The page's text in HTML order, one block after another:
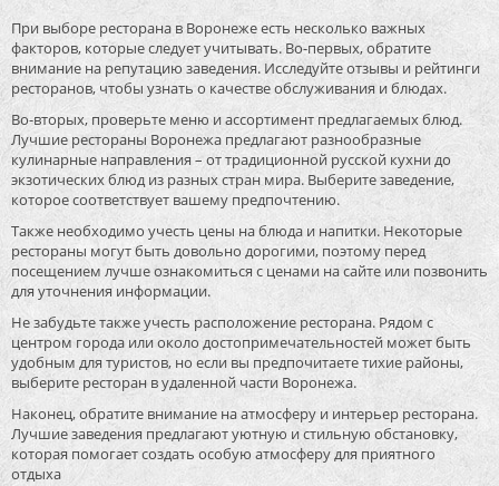
При выборе ресторана в Воронеже есть несколько важных
факторов, которые следует учитывать. Во-первых, обратите
внимание на репутацию заведения. Исследуйте отзывы и рейтинги
ресторанов, чтобы узнать о качестве обслуживания и блюдах.
Во-вторых, проверьте меню и ассортимент предлагаемых блюд.
Лучшие рестораны Воронежа предлагают разнообразные
кулинарные направления – от традиционной русской кухни до
экзотических блюд из разных стран мира. Выберите заведение,
которое соответствует вашему предпочтению.
Также необходимо учесть цены на блюда и напитки. Некоторые
рестораны могут быть довольно дорогими, поэтому перед
посещением лучше ознакомиться с ценами на сайте или позвонить
для уточнения информации.
Не забудьте также учесть расположение ресторана. Рядом с
центром города или около достопримечательностей может быть
удобным для туристов, но если вы предпочитаете тихие районы,
выберите ресторан в удаленной части Воронежа.
Наконец, обратите внимание на атмосферу и интерьер ресторана.
Лучшие заведения предлагают уютную и стильную обстановку,
которая помогает создать особую атмосферу для приятного
отдыха